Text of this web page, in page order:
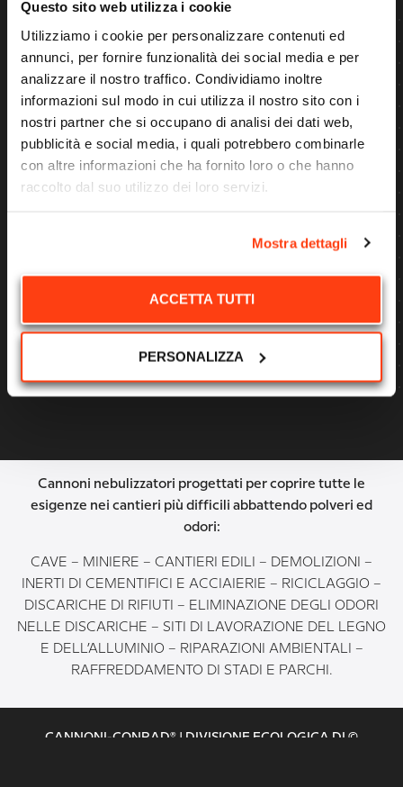
Questo sito web utilizza i cookie
Utilizziamo i cookie per personalizzare contenuti ed
annunci, per fornire funzionalità dei social media e per
analizzare il nostro traffico. Condividiamo inoltre
informazioni sul modo in cui utilizza il nostro sito con i
nostri partner che si occupano di analisi dei dati web,
pubblicità e social media, i quali potrebbero combinarle
con altre informazioni che ha fornito loro o che hanno
raccolto dal suo utilizzo dei loro servizi.
Mostra dettagli
ACCETTA TUTTI
PERSONALIZZA
Questo nebulizzatore ad acqua CONRAD C62
è dotato di supporto a pinza su 12 metri di
nella zona di carico – Urbania – Italia
PRECEDENTE
GESTIONE DEI RIFIUTI A FERRARA CON CONRAD C62
SUCCESSIVO
Cannoni nebulizzatori progettati per coprire tutte le
esigenze nei cantieri più difficili abbattendo polveri ed
odori:
CAVE – MINIERE – CANTIERI EDILI – DEMOLIZIONI –
INERTI DI CEMENTIFICI E ACCIAIERIE – RICICLAGGIO –
DISCARICHE DI RIFIUTI – ELIMINAZIONE DEGLI ODORI
NELLE DISCARICHE – SITI DI LAVORAZIONE DEL LEGNO
E DELL’ALLUMINIO – RIPARAZIONI AMBIENTALI –
RAFFREDDAMENTO DI STADI E PARCHI.
CANNONI-CONRAD® | DIVISIONE ECOLOGICA DI ©